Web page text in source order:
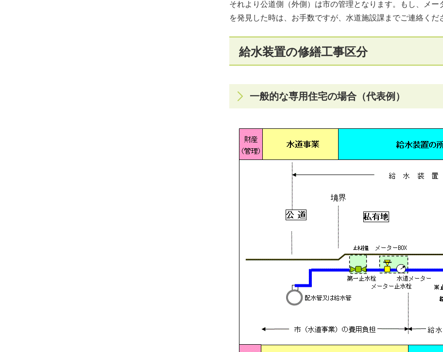
それより公道側（外側）は市の管理となります。もし、メ
を発見した時は、お手数ですが、水道施設課までご連絡くだ
給水装置の修繕工事区分
一般的な専用住宅の場合（代表例）